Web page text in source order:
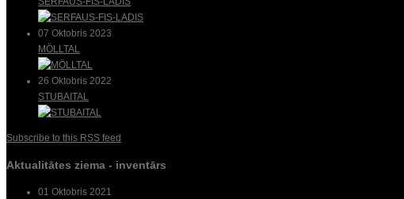
07 Oktobris 2023
MÖLLTAL
26 Oktobris 2022
STUBAITAL
Subscribe to this RSS feed
Aktualitātes ziema - inventārs
01 Oktobris 2021